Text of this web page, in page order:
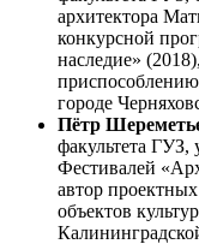
архитектора
конкурсной
наследие»
приспособлению
городе
Пётр
факультета
Фестивалей
автор
объектов